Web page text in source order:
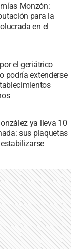
Monzón:
para la
en el
el geriátrico
podría extenderse
ya lleva 10
sus plaquetas